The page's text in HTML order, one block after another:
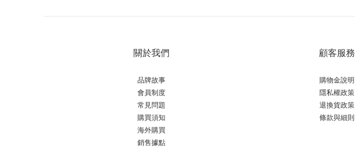
關於我們
品牌故事
會員制度
常見問題
購買須知
海外購買
銷售據點
顧客服務
購物金說明
隱私權政策
退換貨政策
條款與細則